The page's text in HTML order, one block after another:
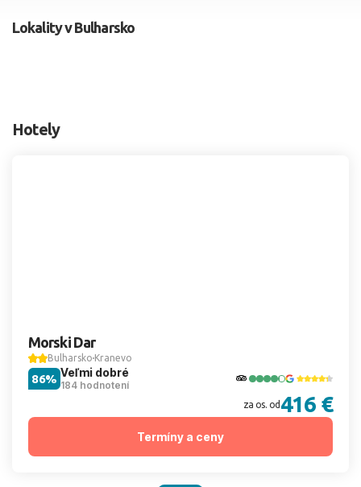
2 dospelí, 0 deti
Lokality v Bulharsko
Hotely
Morski Dar
Bulharsko Kranevo
Veľmi dobré
184 hodnotení
86%
za os. od 416 €
Termíny a ceny